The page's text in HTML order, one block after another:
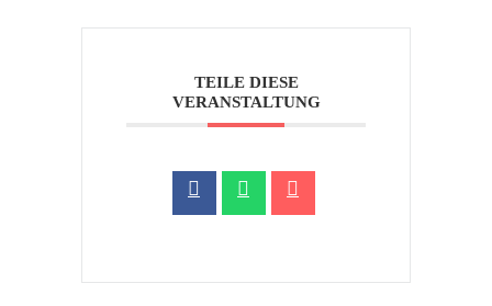
TEILE DIESE
VERANSTALTUNG